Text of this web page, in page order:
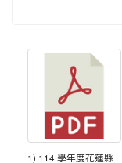
1) 114 學年度花蓮縣